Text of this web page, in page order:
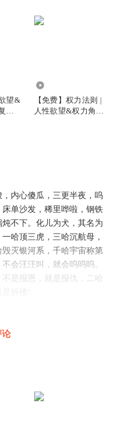
望&
仇
【免费】权力法则 |
人性欲望&权力角逐|
内心傻瓜，三更半夜，呜
单沙发，稀里哗啦，钢铁
不下。化儿为犬，其名为
哈顶三虎，三哈沉航母，
灭银河系，千哈宇宙称第
会汪汪叫，就会呜呜呜。
是报恩，就是报仇，二哈
论